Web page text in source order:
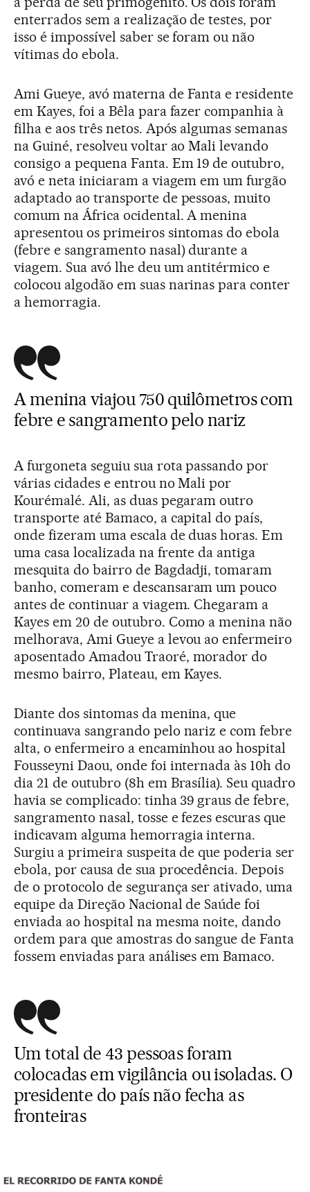
enterrados sem a realização de testes, por
isso é impossível saber se foram ou não
vítimas do ebola.
Ami Gueye, avó materna de Fanta e residente
em Kayes, foi a Bêla para fazer companhia à
filha e aos três netos. Após algumas semanas
na Guiné, resolveu voltar ao Mali levando
consigo a pequena Fanta. Em 19 de outubro,
avó e neta iniciaram a viagem em um furgão
adaptado ao transporte de pessoas, muito
comum na África ocidental. A menina
apresentou os primeiros sintomas do ebola
(febre e sangramento nasal) durante a
viagem. Sua avó lhe deu um antitérmico e
colocou algodão em suas narinas para conter
a hemorragia.
A menina viajou 750 quilômetros com
febre e sangramento pelo nariz
A furgoneta seguiu sua rota passando por
várias cidades e entrou no Mali por
Kourémalé. Ali, as duas pegaram outro
transporte até Bamaco, a capital do país,
onde fizeram uma escala de duas horas. Em
uma casa localizada na frente da antiga
mesquita do bairro de Bagdadji, tomaram
banho, comeram e descansaram um pouco
antes de continuar a viagem. Chegaram a
Kayes em 20 de outubro. Como a menina não
melhorava, Ami Gueye a levou ao enfermeiro
aposentado Amadou Traoré, morador do
mesmo bairro, Plateau, em Kayes.
Diante dos sintomas da menina, que
continuava sangrando pelo nariz e com febre
alta, o enfermeiro a encaminhou ao hospital
Fousseyni Daou, onde foi internada às 10h do
dia 21 de outubro (8h em Brasília). Seu quadro
havia se complicado: tinha 39 graus de febre,
sangramento nasal, tosse e fezes escuras que
indicavam alguma hemorragia interna.
Surgiu a primeira suspeita de que poderia ser
ebola, por causa de sua procedência. Depois
de o protocolo de segurança ser ativado, uma
equipe da Direção Nacional de Saúde foi
enviada ao hospital na mesma noite, dando
ordem para que amostras do sangue de Fanta
fossem enviadas para análises em Bamaco.
Um total de 43 pessoas foram
colocadas em vigilância ou isoladas. O
presidente do país não fecha as
fronteiras